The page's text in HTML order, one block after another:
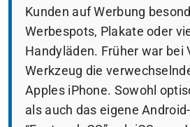
Kunden auf Werbung
Werbespots, Plakate oder
Handyläden. Früher war bei
Werkzeug die
Apples iPhone. Sowohl
als auch das eigene